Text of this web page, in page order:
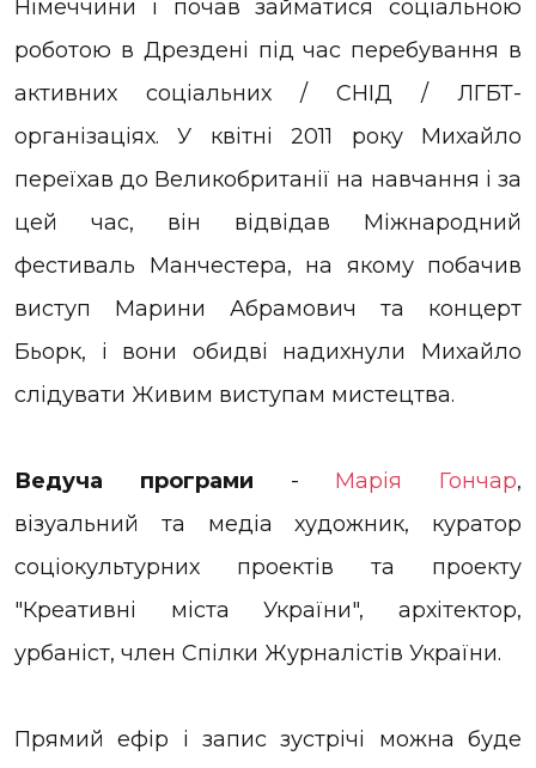
Німеччини і почав займатися соціальною
роботою в Дрездені під час перебування в
активних соціальних / СНІД / ЛГБТ-
організаціях. У квітні 2011 року Михайло
переїхав до Великобританії на навчання і за
цей час, він відвідав Міжнародний
фестиваль Манчестера, на якому побачив
виступ Марини Абрамович та концерт
Бьорк, і вони обидві надихнули Михайло
слідувати Живим виступам мистецтва.
Ведуча програми - Марія Гончар,
візуальний та медіа художник, куратор
соціокультурних проектів та проекту
"Креативні міста України", архітектор,
урбаніст, член Спілки Журналістів України.
Прямий ефір і запис зустрічі можна буде